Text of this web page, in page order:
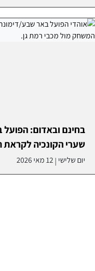
בחינם ובאדום:
שערי הקונכיה
יום שלישי |12 מאי 2026